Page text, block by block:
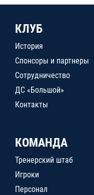
КЛУБ
История
Спонсоры и партнеры
Сотрудничество
ДС «Большой»
Контакты
КОМАНДА
Тренерский штаб
Игроки
Персонал